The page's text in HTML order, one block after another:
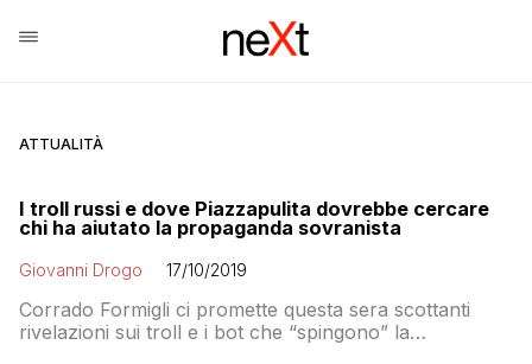
ATTUALITÀ
I troll russi e dove Piazzapulita dovrebbe cercare
chi ha aiutato la propaganda sovranista
Giovanni Drogo 17/10/2019
Corrado Formigli ci promette questa sera scottanti
rivelazioni sui troll e i bot che “spingono” la